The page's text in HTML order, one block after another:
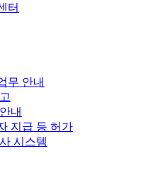
터
무 안내
내
지급 등 허가
시스템